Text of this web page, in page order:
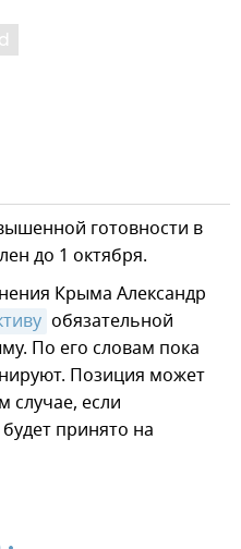
готовности в
до 1 октября.
Крыма Александр
обязательной
По его словам пока
Позиция может
случае, если
принято на